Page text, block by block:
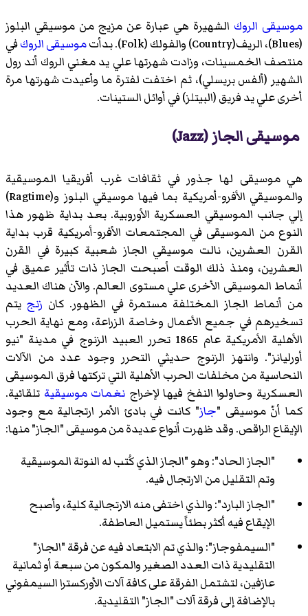
موسيقى الروك الشهيرة هي عبارة عن مزيج من موسيقي البلوز
(Blues)، الريف(Country) والفولك (Folk). بدأت
موسيقى الروكفي
منتصف الخمسينات، وزادت شهرتها علي يد مغني الروك أند رول
الشهير (ألفس بريسلي)، ثم اختفت لفترة ما وأعيدت شهرتها مرة
أخرى علي يد فريق (البيتلز) في أوائل الستينات.
موسيقى الجاز (Jazz)
هي موسيقى لها جذور في ثقافات غرب أفريقيا الموسيقية
والموسيقي الأفرو-أمريكية بما فيها موسيقي البلوز و(Ragtime)
إلي جانب الموسيقي العسكرية الأوروبية. بعد بداية ظهور هذا
النوع من الموسيقى في المجتمعات الأفرو-أمريكية قرب بداية
القرن العشرين، نالت موسيقي الجاز شعبية كبيرة في القرن
العشرين، ومنذ ذلك الوقت أصبحت الجاز ذات تأثير عميق في
أنماط الموسيقى الأخرى علي مستوى العالم. والآن هناك العديد
من أنماط الجاز المختلفة مستمرة في الظهور. كان زنج يتم
تسخيرهم في جميع الأعمال وخاصة الزراعة، ومع نهاية الحرب
الأهلية الأمريكية عام 1865 تحرر العبيد الزنوج في مدينة "نيو
أورليانز". وانتهز الزنوج حديثي التحرر وجود عدد من الآلات
النحاسية من مخلفات الحرب الأهلية التي تركتها فرق الموسيقى
العسكرية وحاولوا النفخ فيها لإخراج نغمات موسيقية تلقائية.
كما أنّ موسيقى "جاز" كانت في بادئ الأمر ارتجالية مع وجود
الإيقاع الراقص. وقد ظهرت أنواع عديدة من موسيقى "الجاز" منها:
"الجاز الحاد": وهو "الجاز الذي كُتب له النوتة الموسيقية
وتم التقليل من الارتجال فيه.
"الجاز البارد": والذي اختفى منه الارتجالية كلية، وأصبح
الإيقاع فيه أكثر بطئاً يستميل العاطفة.
"السيمفوجاز": والذي تم الابتعاد فيه عن فرقة "الجاز"
التقليدية ذات العدد الصغير والمكون من سبعة أو ثمانية
عازفين، لتشتمل الفرقة على كافة آلات الأوركسترا السيمفوني
بالإضافة إلى فرقة آلات "الجاز" التقليدية.